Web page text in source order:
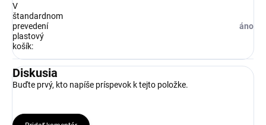
V
štandardnom
prevedení
plastový
košík:
áno
Diskusia
Buďte prvý, kto napíše príspevok k tejto položke.